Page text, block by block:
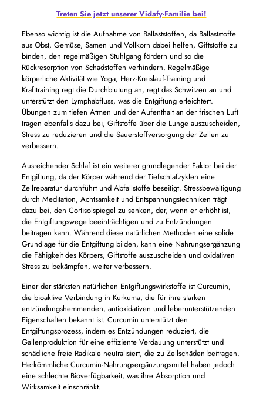
Treten Sie jetzt unserer Vidafy-Familie bei!
Ebenso wichtig ist die Aufnahme von Ballaststoffen, da Ballaststoffe
aus Obst, Gemüse, Samen und Vollkorn dabei helfen, Giftstoffe zu
binden, den regelmäßigen Stuhlgang fördern und so die
Rückresorption von Schadstoffen verhindern. Regelmäßige
körperliche Aktivität wie Yoga, Herz-Kreislauf-Training und
Krafttraining regt die Durchblutung an, regt das Schwitzen an und
unterstützt den Lymphabfluss, was die Entgiftung erleichtert.
Übungen zum tiefen Atmen und der Aufenthalt an der frischen Luft
tragen ebenfalls dazu bei, Giftstoffe über die Lunge auszuscheiden,
Stress zu reduzieren und die Sauerstoffversorgung der Zellen zu
verbessern.
Ausreichender Schlaf ist ein weiterer grundlegender Faktor bei der
Entgiftung, da der Körper während der Tiefschlafzyklen eine
Zellreparatur durchführt und Abfallstoffe beseitigt. Stressbewältigung
durch Meditation, Achtsamkeit und Entspannungstechniken trägt
dazu bei, den Cortisolspiegel zu senken, der, wenn er erhöht ist,
die Entgiftungswege beeinträchtigen und zu Entzündungen
beitragen kann. Während diese natürlichen Methoden eine solide
Grundlage für die Entgiftung bilden, kann eine Nahrungsergänzung
die Fähigkeit des Körpers, Giftstoffe auszuscheiden und oxidativen
Stress zu bekämpfen, weiter verbessern.
Einer der stärksten natürlichen Entgiftungswirkstoffe ist Curcumin,
die bioaktive Verbindung in Kurkuma, die für ihre starken
entzündungshemmenden, antioxidativen und leberunterstützenden
Eigenschaften bekannt ist. Curcumin unterstützt den
Entgiftungsprozess, indem es Entzündungen reduziert, die
Gallenproduktion für eine effiziente Verdauung unterstützt und
schädliche freie Radikale neutralisiert, die zu Zellschäden beitragen.
Herkömmliche Curcumin-Nahrungsergänzungsmittel haben jedoch
eine schlechte Bioverfügbarkeit, was ihre Absorption und
Wirksamkeit einschränkt.